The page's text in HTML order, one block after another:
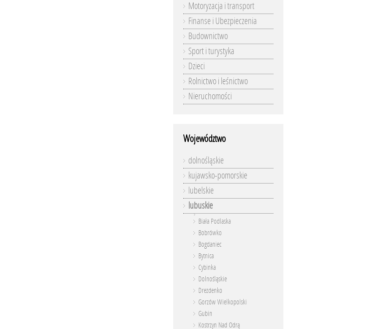
Motoryzacja i transport
Finanse i Ubezpieczenia
Budownictwo
Sport i turystyka
Dzieci
Rolnictwo i leśnictwo
Nieruchomości
Województwo
dolnośląskie
kujawsko-pomorskie
lubelskie
lubuskie
Biała Podlaska
Bobrówko
Bogdaniec
Bytnica
Cybinka
Dolnośląskie
Drezdenko
Gorzów Wielkopolski
Gubin
Kostrzyn Nad Odrą